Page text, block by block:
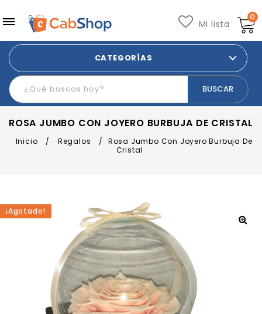
0
Mi lista
CATEGORÍAS
ROSA JUMBO CON JOYERO BURBUJA DE CRISTAL
Inicio / Regalos /
Rosa Jumbo Con Joyero Burbuja De
Cristal
¡Agotado!